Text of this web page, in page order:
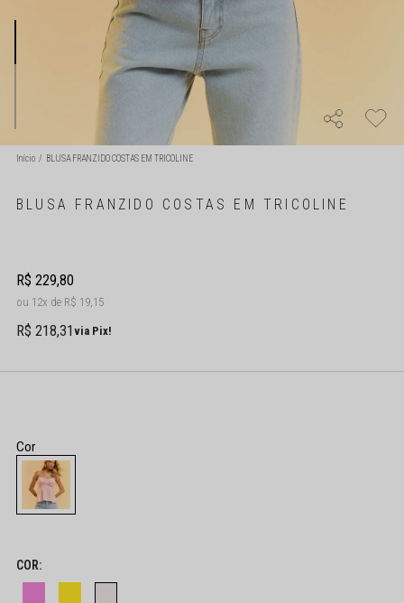
Início BLUSA FRANZIDO COSTAS EM TRICOLINE
BLUSA FRANZIDO COSTAS EM TRICOLINE
R$ 218,31 via Pix!
R$ 229,80
12x R$ 19,15